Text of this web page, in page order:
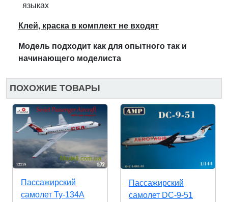
языках
Клей, краска в комплект не входят
Модель подходит как для опытного так и
начинающего моделиста
ПОХОЖИЕ ТОВАРЫ
Пассажирский
самолет Ту-134A
Пассажирский
самолет DC-9-51